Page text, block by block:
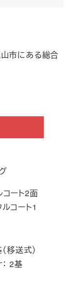
山市にある総合
コート2面
ルコート1
移送式）
2基